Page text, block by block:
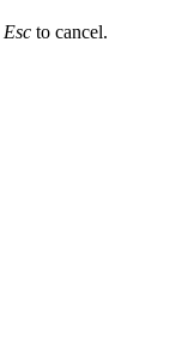
Esc to cancel.